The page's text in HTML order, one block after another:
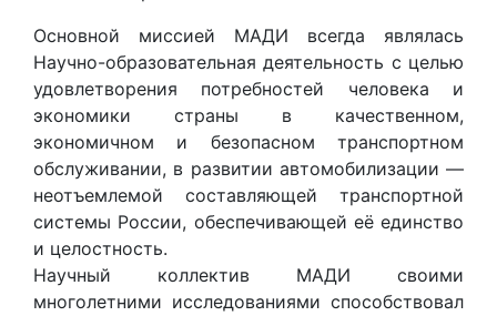
Основной миссией МАДИ всегда являлась
Научно-образовательная деятельность с целью
удовлетворения потребностей человека и
экономики страны в качественном,
экономичном и безопасном транспортном
обслуживании, в развитии автомобилизации —
неотъемлемой составляющей транспортной
системы России, обеспечивающей её единство
и целостность.
Научный коллектив МАДИ своими
многолетними исследованиями способствовал